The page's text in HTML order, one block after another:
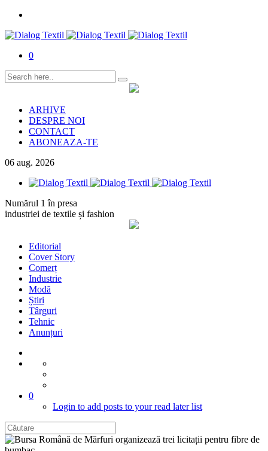
0
ARHIVE
DESPRE NOI
CONTACT
ABONEAZA-TE
06 aug. 2026
Numărul 1 în presa
industriei de textile și fashion
Editorial
Cover Story
Comerț
Industrie
Modă
Știri
Târguri
Tehnic
Anunțuri
0
Login to add posts to your read later list